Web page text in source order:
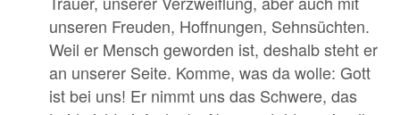
unseren Freuden, Hoffnungen, Sehnsüchten.
Weil er Mensch geworden ist, deshalb steht er
an unserer Seite. Komme, was da wolle: Gott
ist bei uns! Er nimmt uns das Schwere, das